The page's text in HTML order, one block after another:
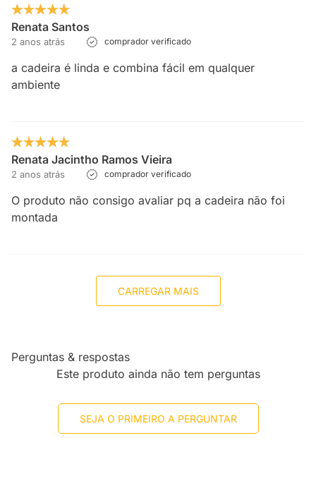
Renata Santos
2 anos atrás comprador verificado
a cadeira é linda e combina fácil em qualquer
ambiente
Renata Jacintho Ramos Vieira
2 anos atrás comprador verificado
O produto não consigo avaliar pq a cadeira não foi
montada
CARREGAR MAIS
Perguntas & respostas
Este produto ainda não tem perguntas
SEJA O PRIMEIRO A PERGUNTAR